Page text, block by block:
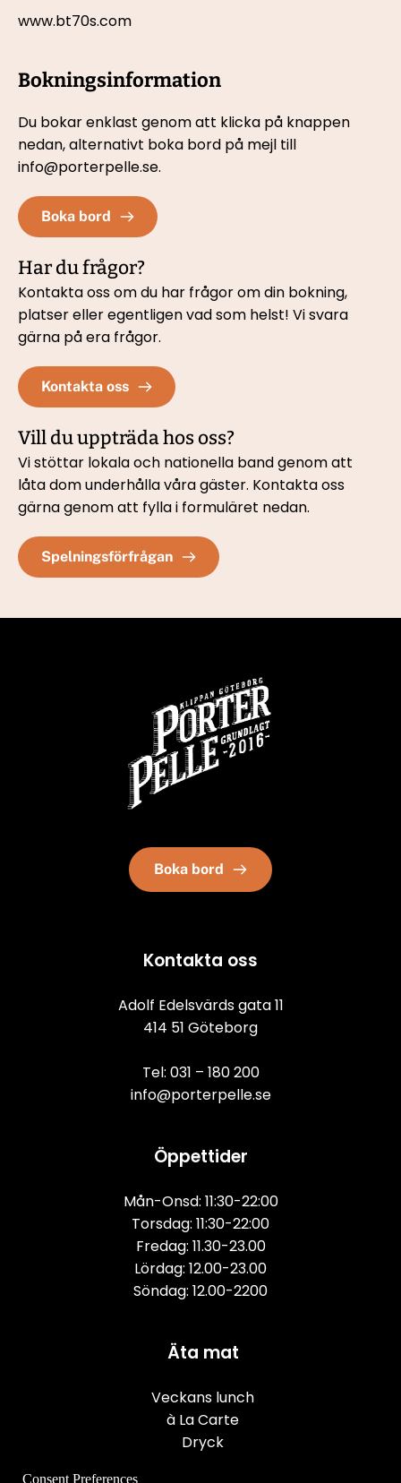
www.bt70s.com
Bokningsinformation
Du bokar enklast genom att klicka på knappen
nedan, alternativt boka bord på mejl till
info@porterpelle.se.
Boka bord
Har du frågor?
Kontakta oss om du har frågor om din bokning,
platser eller egentligen vad som helst! Vi svara
gärna på era frågor.
Kontakta oss
Vill du uppträda hos oss?
Vi stöttar lokala och nationella band genom att
låta dom underhålla våra gäster. Kontakta oss
gärna genom att fylla i formuläret nedan.
Spelningsförfrågan
Boka bord
Kontakta oss
Adolf Edelsvärds gata 11
414 51 Göteborg
Tel: 031 – 180 200
info@porterpelle.se
Öppettider
Mån-Onsd: 11:30-22:00
Torsdag: 11:30-22:00
Fredag: 11.30-23.00
Lördag: 12.00-23.00
Söndag: 12.00-2200
Äta mat
Veckans lunch
à La Carte
Dryck
Consent Preferences